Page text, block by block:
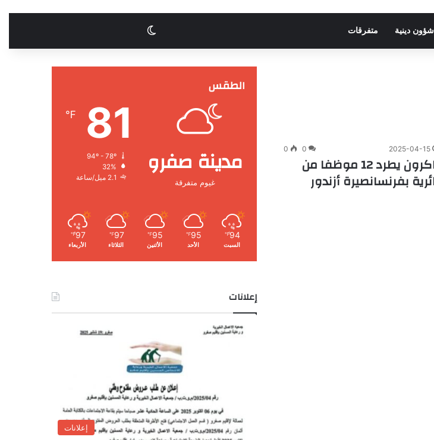
شؤون دينية متفرقات الوضع المظلم
2025-04-15
0
0
ردا بالمثل : ماكرون يطرد 12 موظفا من
بفرنسانصيرة أزندور
الطقس
مدينة صفرو
غيوم متفرقة
81
℉
32%
2.1 ميل/ساعة
94
℉
السبت
95
℉
الأحد
95
℉
الأثنين
97
℉
الثلاثاء
97
℉
الأربعاء
إعلانات
إعلانات